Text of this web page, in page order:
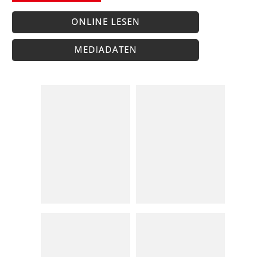
ONLINE LESEN
MEDIADATEN